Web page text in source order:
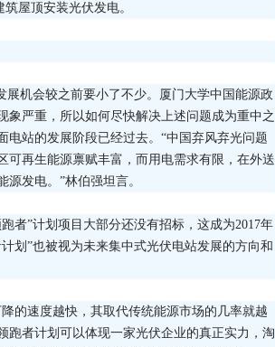
屋顶安装光伏发电。
机会较之前要小了不少。厦门大学中国能源政
严重，所以如何尽快解决上述问题成为重中之
站的发展阶段已经过去。“中国弃风弃光问题
可再生能源禀赋丰富，而用电需求有限，在外送
发电。”林伯强坦言。
者”计划项目大部分还没有招标，这成为2017年
划”也被视为未来集中式光伏电站发展的方向和
的速度越快，其取代传统能源市场的几率就越
跑者计划可以体现一家光伏企业的真正实力，淘